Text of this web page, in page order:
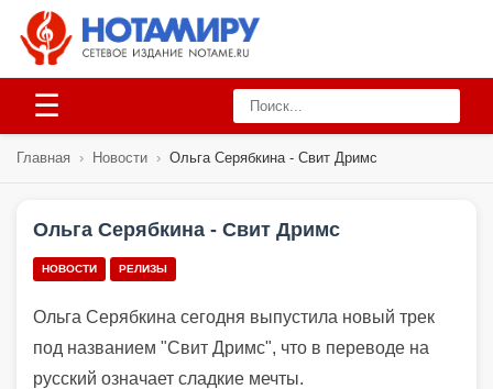
☰
Главная › Новости › Ольга Серябкина - Свит Дримс
Ольга Серябкина - Свит Дримс
НОВОСТИ РЕЛИЗЫ
Ольга Серябкина сегодня выпустила новый трек
под названием "Свит Дримс", что в переводе на
русский означает сладкие мечты.